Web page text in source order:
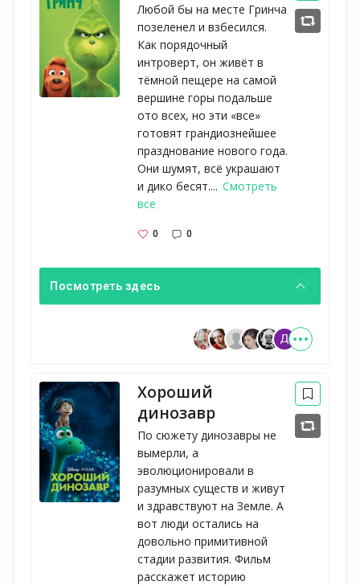
Любой бы на месте Гринча
позеленел и взбесился.
Как порядочный
интроверт, он живёт в
тёмной пещере на самой
вершине горы подальше
ото всех, но эти «все»
готовят грандиознейшее
празднование нового года.
Они шумят, всё украшают
и дико бесят.... Смотреть
все
0 0
Посмотреть здесь
Хороший
динозавр
По сюжету динозавры не
вымерли, а
эволюционировали в
разумных существ и живут
и здравствуют на Земле. А
вот люди остались на
довольно примитивной
стадии развития. Фильм
расскажет историю